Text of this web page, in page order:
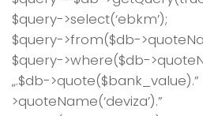
$query->select(‘ebkm’);
$query->from($db-
$query->where($db-
„.$db-